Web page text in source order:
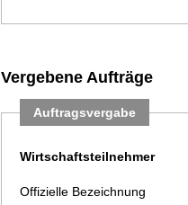
Vergebene Aufträge
Auftragsvergabe
Wirtschaftsteilnehmer
Offizielle Bezeichnung